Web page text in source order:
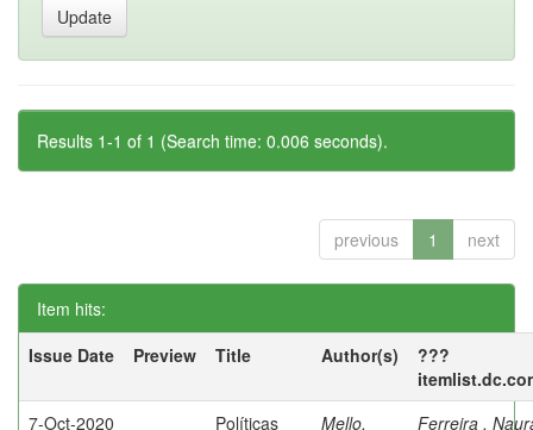
Results 1-1 of 1 (Search time: 0.006 seconds).
previous 1 next
Item hits:
Issue Date
Preview Title Author(s)
???
7-Oct-2020
Políticas Mello, Ferreira ,